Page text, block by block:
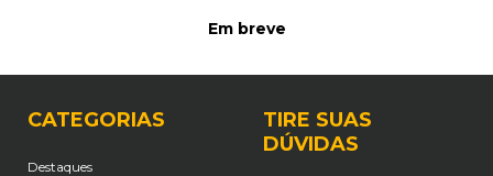
Em breve
CATEGORIAS
Destaques
TIRE SUAS
DÚVIDAS